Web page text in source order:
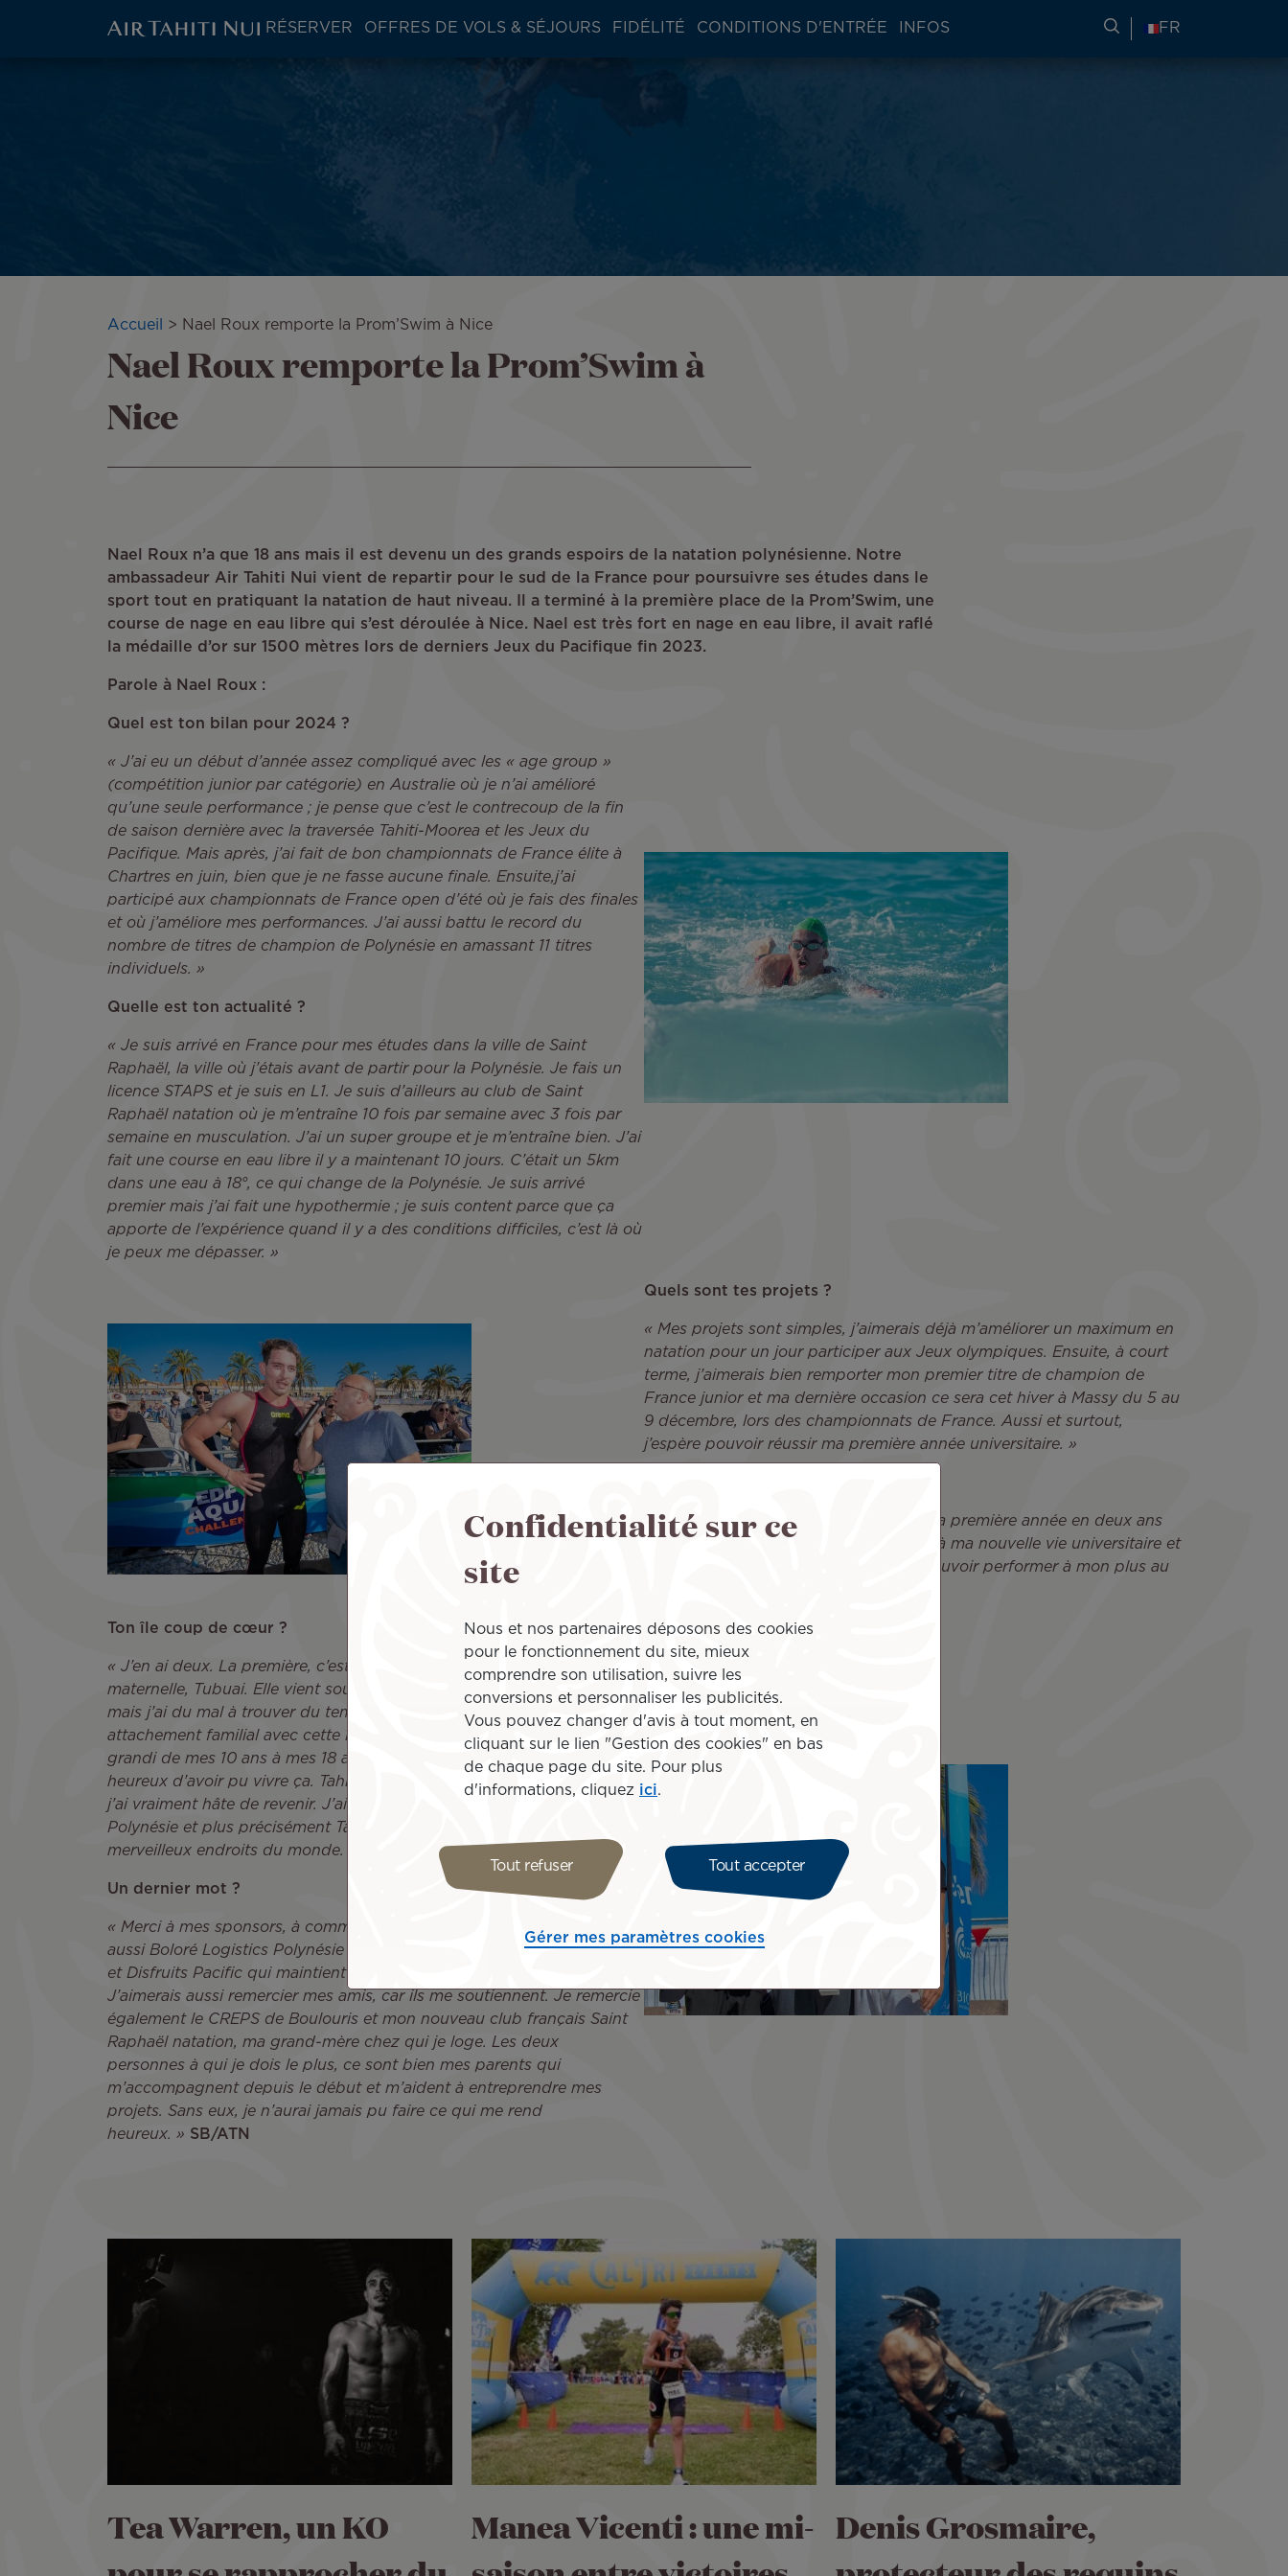
ATN:
Main
RÉSERVER OFFRES DE VOLS & SÉJOURS FIDÉLITÉ CONDITIONS D'ENTRÉE INFOS RECHERCHER DES
FR
Fil
Accueil Nael Roux remporte la Prom’Swim à Nice
Nael Roux remporte la Prom’Swim à
Nice
Nael Roux n’a que 18 ans mais il est devenu un des grands espoirs de la natation polynésienne. Notre
ambassadeur Air Tahiti Nui vient de repartir pour le sud de la France pour poursuivre ses études dans le
sport tout en pratiquant la natation de haut niveau. Il a terminé à la première place de la Prom’Swim, une
course de nage en eau libre qui s’est déroulée à Nice. Nael est très fort en nage en eau libre, il avait raflé
la médaille d’or sur 1500 mètres lors de derniers Jeux du Pacifique fin 2023.
Parole à Nael Roux :
Quel est ton bilan pour 2024 ?
« J’ai eu un début d’année assez compliqué avec les « age group »
(compétition junior par catégorie) en Australie où je n’ai amélioré
qu’une seule performance ; je pense que c’est le contrecoup de la fin
de saison dernière avec la traversée Tahiti-Moorea et les Jeux du
Pacifique. Mais après, j’ai fait de bon championnats de France élite à
Chartres en juin, bien que je ne fasse aucune finale. Ensuite,j’ai
participé aux championnats de France open d’été où je fais des finales
et où j’améliore mes performances. J’ai aussi battu le record du
nombre de titres de champion de Polynésie en amassant 11 titres
individuels. »
Quelle est ton actualité ?
« Je suis arrivé en France pour mes études dans la ville de Saint
Raphaël, la ville où j’étais avant de partir pour la Polynésie. Je fais un
licence STAPS et je suis en L1. Je suis d’ailleurs au club de Saint
Raphaël natation où je m’entraîne 10 fois par semaine avec 3 fois par
semaine en musculation. J’ai un super groupe et je m’entraîne bien. J’ai
fait une course en eau libre il y a maintenant 10 jours. C’était un 5km
dans une eau à 18°, ce qui change de la Polynésie. Je suis arrivé
premier mais j’ai fait une hypothermie ; je suis content parce que ça
apporte de l’expérience quand il y a des conditions difficiles, c’est là où
je peux me dépasser. »
Quels sont tes projets ?
« Mes projets sont simples, j’aimerais déjà m’améliorer un maximum en
natation pour un jour participer aux Jeux olympiques. Ensuite, à court
terme, j’aimerais bien remporter mon premier titre de champion de
France junior et ma dernière occasion ce sera cet hiver à Massy du 5 au
9 décembre, lors des championnats de France. Aussi et surtout,
j’espère pouvoir réussir ma première année universitaire. »
« Je suis en licence STAPS L1. Je fais ma première année en deux ans
pour me laisser le temps de m’adapter à ma nouvelle vie universitaire et
pour réussir au mieux mes études et pouvoir performer à mon plus au
Ton île coup de cœur ?
« J’en ai deux. La première, c’est l’île où vit ma grand mère
maternelle, Tubuai. Elle vient souvent à Tahiti pour nous rendre visite
mais j’ai du mal à trouver du temps pour aller la voir sur son île. J’ai un
attachement familial avec cette île. Et la deuxième, c’est Tahiti. J’ai
grandi de mes 10 ans à mes 18 ans sur cette île. Je suis tellement
heureux d’avoir pu vivre ça. Tahiti et la Polynésie me manquent déjà,
j’ai vraiment hâte de revenir. J’ai un attachement particulier avec la
Polynésie et plus précisément Tahiti. C’est clairement l’un des plus
merveilleux endroits du monde. »
Un dernier mot ?
« Merci à mes sponsors, à commencer par Air Tahiti Nui mais
aussi Boloré Logistics Polynésie qui a été mon premier sponsor
et Disfruits Pacific qui maintient son engagement chaque année.
J’aimerais aussi remercier mes amis, car ils me soutiennent. Je remercie
également le CREPS de Boulouris et mon nouveau club français Saint
Raphaël natation, ma grand-mère chez qui je loge. Les deux
personnes à qui je dois le plus, ce sont bien mes parents qui
m’accompagnent depuis le début et m’aident à entreprendre mes
projets. Sans eux, je n’aurai jamais pu faire ce qui me rend
heureux. » SB/ATN
Tea Warren, un KO
Manea Vicenti : une mi- Denis Grosmaire,
Confidentialité sur ce
site
Nous et nos partenaires déposons des cookies
pour le fonctionnement du site, mieux
comprendre son utilisation, suivre les
conversions et personnaliser les publicités.
Vous pouvez changer d'avis à tout moment, en
cliquant sur le lien "Gestion des cookies" en bas
de chaque page du site. Pour plus
d'informations, cliquez ici.
Tout refuser Tout accepter
Gérer mes paramètres cookies